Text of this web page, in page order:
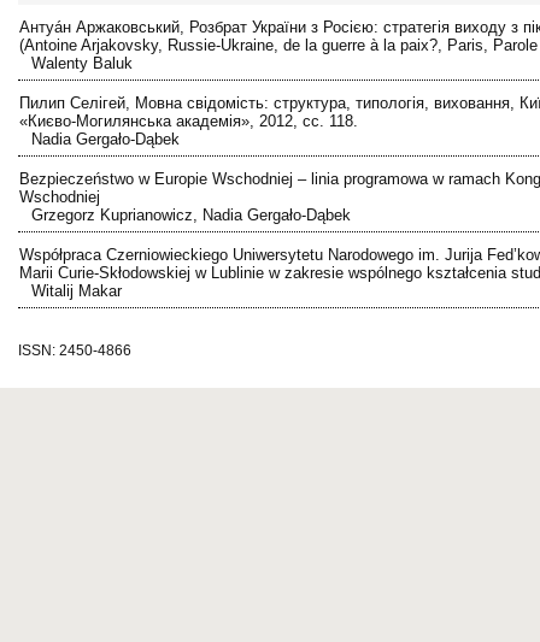
Антуáн Аржаковський, Розбрат України з Росією: стратегія виходу з
(Antoine Arjakovsky, Russie-Ukraine, de la guerre à la paix?, Paris,
Walenty Baluk
Пилип Селігей, Мовна свідомість: структура, типологія, виховання,
«Києво-Могилянська академія», 2012, сс. 118.
Nadia Gergało-Dąbek
Bezpieczeństwo w Europie Wschodniej – linia programowa w ramach
Wschodniej
Grzegorz Kuprianowicz, Nadia Gergało-Dąbek
Współpraca Czerniowieckiego Uniwersytetu Narodowego im. Jurija
Marii Curie-Skłodowskiej w Lublinie w zakresie wspólnego kształcenia
Witalij Makar
ISSN: 2450-4866